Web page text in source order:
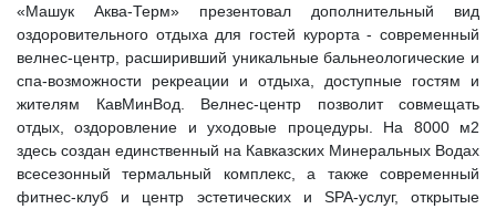
«Машук Аква-Терм» презентовал дополнительный вид
оздоровительного отдыха для гостей курорта - современный
велнес-центр, расширивший уникальные бальнеологические и
спа-возможности рекреации и отдыха, доступные гостям и
жителям КавМинВод. Велнес-центр позволит совмещать
отдых, оздоровление и уходовые процедуры. На 8000 м2
здесь создан единственный на Кавказских Минеральных Водах
всесезонный термальный комплекс, а также современный
фитнес-клуб и центр эстетических и SPA-услуг, открытые